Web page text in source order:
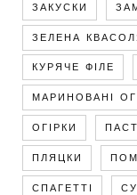
ЗАКУСКИ
ЗЕЛЕНА
КУРЯЧЕ ФІЛЕ
МАРИНОВАНІ
ОГІРКИ
ПЛЯЦКИ
СПАГЕТТІ